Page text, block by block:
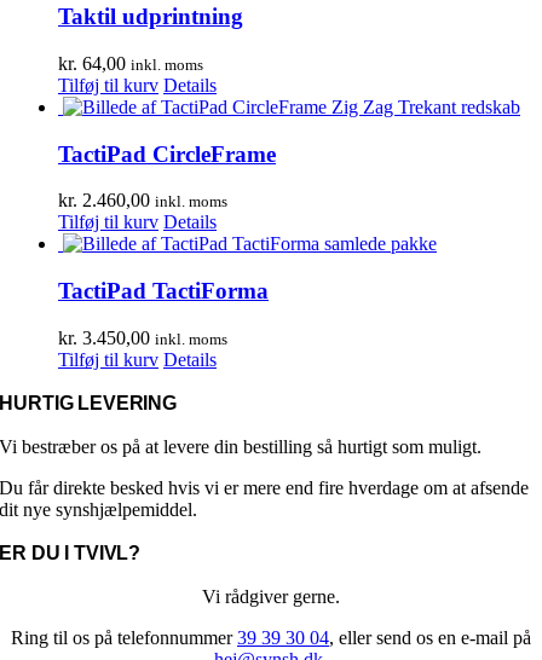
Mulighederne
kan
på
varesiden
Taktil udprintning
kr. 64,00 inkl. moms
Tilføj til kurv Details
TactiPad CircleFrame
kr. 2.460,00 inkl. moms
Tilføj til kurv Details
TactiPad TactiForma
kr. 3.450,00 inkl. moms
Tilføj til kurv Details
HURTIG LEVERING
Vi bestræber os på at levere din bestilling så hurtigt som muligt.
Du får direkte besked hvis vi er mere end fire hverdage om at afsende
dit nye synshjælpemiddel.
ER DU I TVIVL?
Vi rådgiver gerne.
Ring til os på telefonnummer39 39 30 04, eller send os en e-mail på